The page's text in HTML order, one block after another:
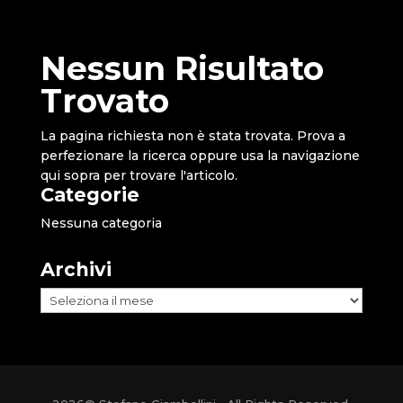
Nessun Risultato
Trovato
La pagina richiesta non è stata trovata. Prova a
perfezionare la ricerca oppure usa la navigazione
qui sopra per trovare l'articolo.
Categorie
Nessuna categoria
Archivi
Archivi